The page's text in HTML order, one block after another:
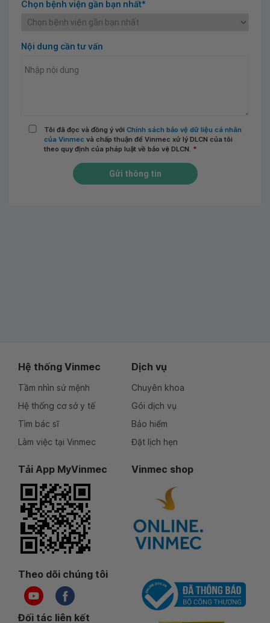
Chọn bệnh viện gần bạn nhất*
Nội dung cần tư vấn
Tôi đã đọc và đồng ý với Chính sách bảo vệ dữ liệu cá nhân
của Vinmec và chấp thuận để Vinmec xử lý DLCN của tôi
theo quy định của pháp luật về bảo vệ DLCN. *
Gửi thông tin
Hệ thống Vinmec
Tầm nhìn sứ mệnh
Hệ thống cơ sở y tế
Tìm bác sĩ
Làm việc tại Vinmec
Dịch vụ
Chuyên khoa
Gói dịch vụ
Bảo hiểm
Đặt lịch hẹn
Tải App MyVinmec Vinmec shop
Theo dõi chúng tôi
Đối tác liên kết